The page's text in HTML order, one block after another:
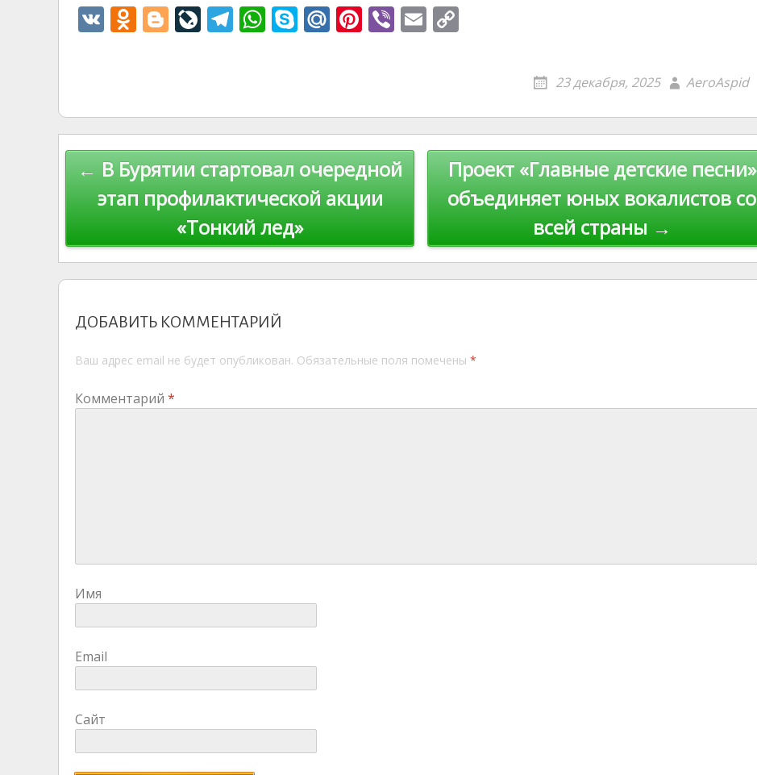
V
K
O
d
kl
as
s
ni
ki
Bl
o
er
Li
v
u
r
n
al
T
el
a
m
W
h
A
p
p
S
k
e
M
ai
u
Pi
nt
st
Vi
b
E
m
Li
n
k
23 декабря, 2025 AeroAspid
Навигация
по
записям
Проект «Главные детские песни»
объединяет юных вокалистов со
всей страны →
← В Бурятии стартовал очередной
этап профилактической акции
«Тонкий лед»
ДОБАВИТЬ КОММЕНТАРИЙ
Ваш адрес email не будет опубликован. Обязательные поля помечены *
Комментарий *
Имя
Email
Сайт